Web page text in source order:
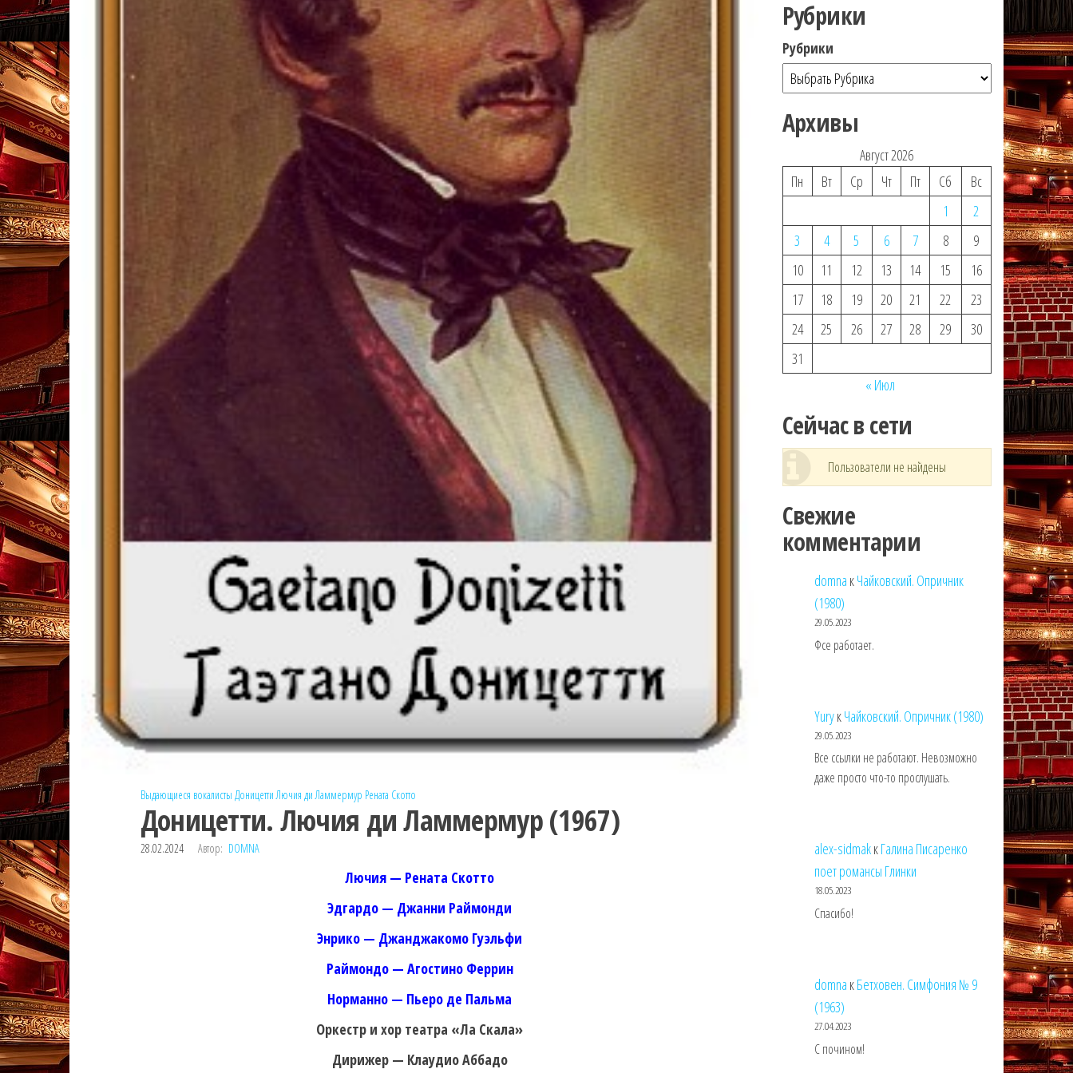
Выдающиеся вокалисты Доницетти Лючия ди Ламмермур Рената Скотто
Доницетти. Лючия ди Ламмермур (1967)
28.02.2024 Автор: DOMNA
Лючия — Рената Скотто
Эдгардо — Джанни Раймонди
Энрико — Джанджакомо Гуэльфи
Раймондо — Агостино Феррин
Норманно — Пьеро де Пальма
Оркестр и хор театра «Ла Скала»
Дирижер — Клаудио Аббадо
Рубрики
Рубрики
Архивы
Август 2026
Пн
Вт Ср Чт Пт Сб
Вс
1
2
3
4 5 6 7 8
9
10
11 12 13 14 15
16
17
18 19 20 21 22
23
24
25 26 27 28 29
30
31
« Июл
Сейчас в сети
Пользователи не найдены
Свежие
комментарии
domna кЧайковский. Опричник
(1980)
29.05.2023
Фсе работает.
YuryкЧайковский. Опричник (1980)
29.05.2023
Все ссылки не работают. Невозможно
даже просто что-то прослушать.
alex-sidmakкГалина Писаренко
поет романсы Глинки
18.05.2023
Спасибо!
domna кБетховен. Симфония № 9
(1963)
27.04.2023
С почином!